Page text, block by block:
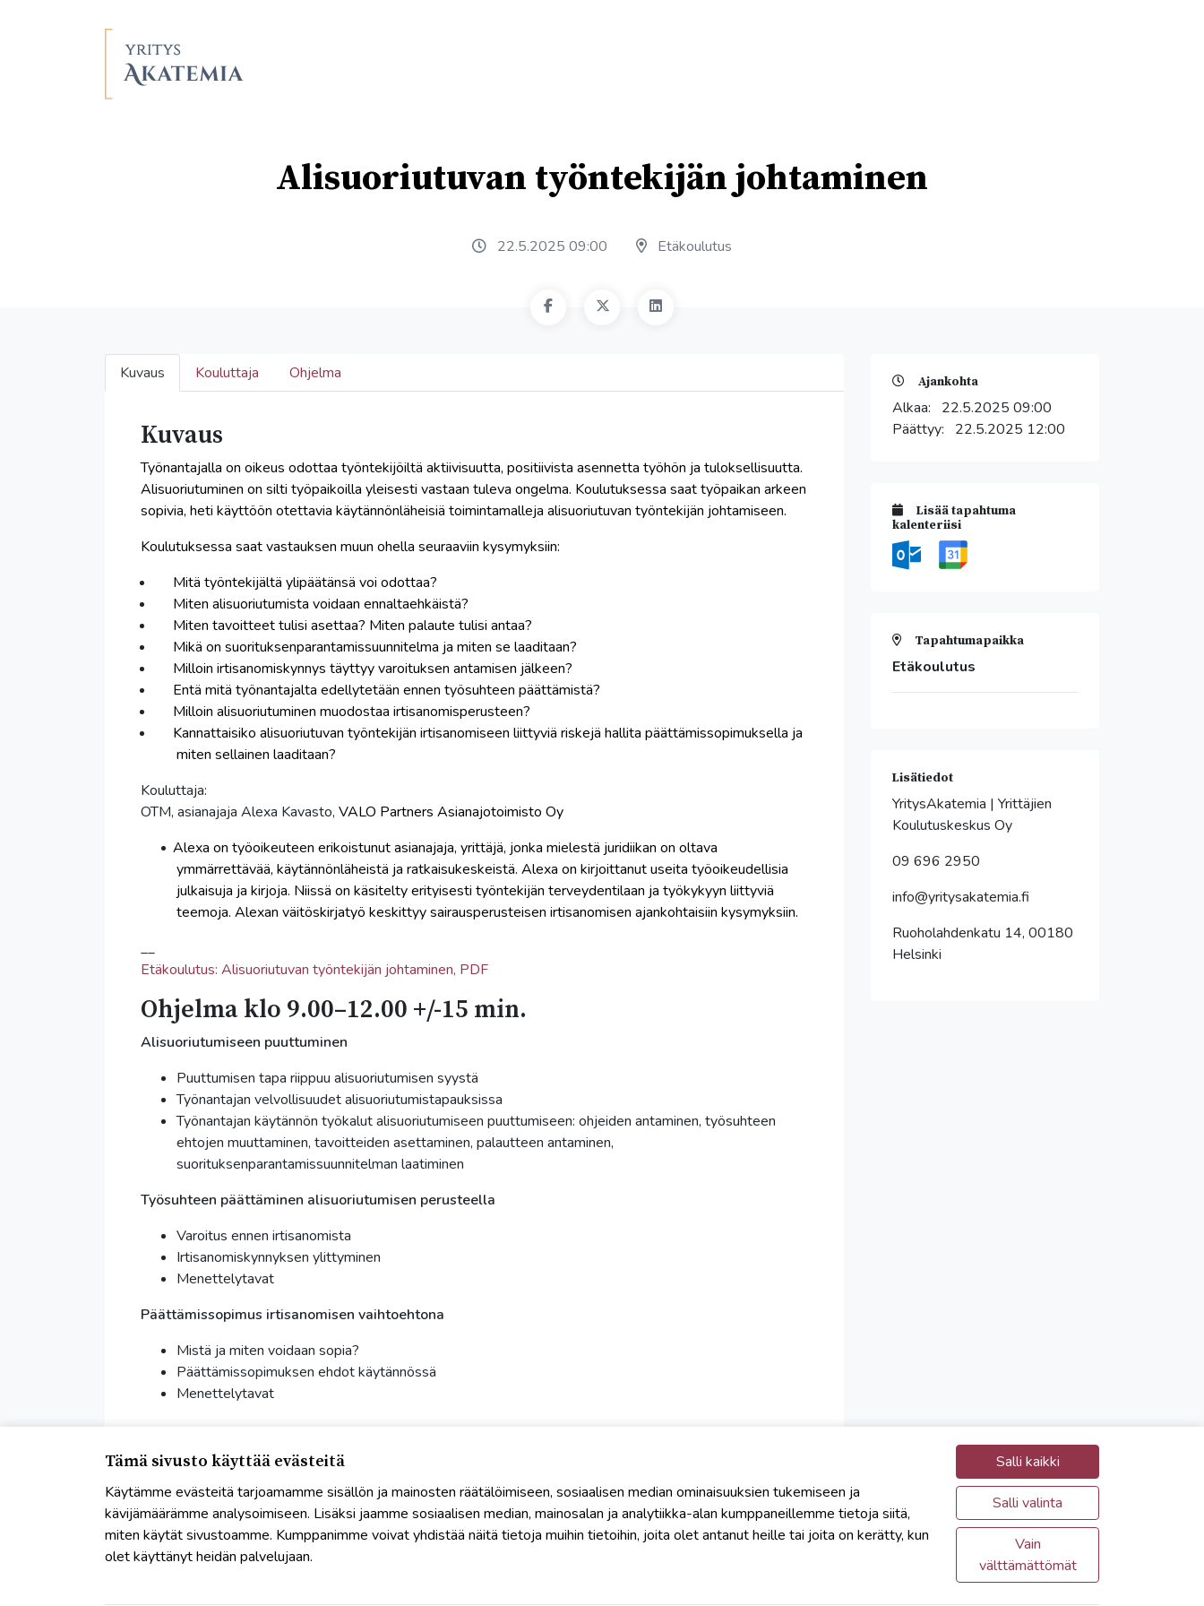
Alisuoriutuvan työntekijän johtaminen
22.5.2025 09:00 Etäkoulutus
Kuvaus Kouluttaja Ohjelma
Kuvaus
Työnantajalla on oikeus odottaa työntekijöiltä aktiivisuutta, positiivista asennetta työhön ja tuloksellisuutta.
Alisuoriutuminen on silti työpaikoilla yleisesti vastaan tuleva ongelma. Koulutuksessa saat työpaikan arkeen
sopivia, heti käyttöön otettavia käytännönläheisiä toimintamalleja alisuoriutuvan työntekijän johtamiseen.
Koulutuksessa saat vastauksen muun ohella seuraaviin kysymyksiin:
Mitä työntekijältä ylipäätänsä voi odottaa?
Miten alisuoriutumista voidaan ennaltaehkäistä?
Miten tavoitteet tulisi asettaa? Miten palaute tulisi antaa?
Mikä on suorituksenparantamissuunnitelma ja miten se laaditaan?
Milloin irtisanomiskynnys täyttyy varoituksen antamisen jälkeen?
Entä mitä työnantajalta edellytetään ennen työsuhteen päättämistä?
Milloin alisuoriutuminen muodostaa irtisanomisperusteen?
Kannattaisiko alisuoriutuvan työntekijän irtisanomiseen liittyviä riskejä hallita päättämissopimuksella ja
miten sellainen laaditaan?
Kouluttaja:
OTM, asianajaja Alexa Kavasto, VALO Partners Asianajotoimisto Oy
Alexa on työoikeuteen erikoistunut asianajaja, yrittäjä, jonka mielestä juridiikan on oltava
ymmärrettävää, käytännönläheistä ja ratkaisukeskeistä. Alexa on kirjoittanut useita työoikeudellisia
julkaisuja ja kirjoja. Niissä on käsitelty erityisesti työntekijän terveydentilaan ja työkykyyn liittyviä
teemoja. Alexan väitöskirjatyö keskittyy sairausperusteisen irtisanomisen ajankohtaisiin kysymyksiin.
__
Etäkoulutus: Alisuoriutuvan työntekijän johtaminen, PDF
Ohjelma klo 9.00–12.00 +/-15 min.
Alisuoriutumiseen puuttuminen
Puuttumisen tapa riippuu alisuoriutumisen syystä
Työnantajan velvollisuudet alisuoriutumistapauksissa
Työnantajan käytännön työkalut alisuoriutumiseen puuttumiseen: ohjeiden antaminen, työsuhteen
ehtojen muuttaminen, tavoitteiden asettaminen, palautteen antaminen,
suorituksenparantamissuunnitelman laatiminen
Työsuhteen päättäminen alisuoriutumisen perusteella
Varoitus ennen irtisanomista
Irtisanomiskynnyksen ylittyminen
Menettelytavat
Päättämissopimus irtisanomisen vaihtoehtona
Mistä ja miten voidaan sopia?
Päättämissopimuksen ehdot käytännössä
Menettelytavat
Tapahtuma päättynyt. Katso tästä seuraava koulutus.
Ajankohta
Alkaa: 22.5.2025 09:00
Päättyy: 22.5.2025 12:00
Lisää tapahtuma
kalenteriisi
Tapahtumapaikka
Etäkoulutus
Lisätiedot
YritysAkatemia | Yrittäjien
Koulutuskeskus Oy
09 696 2950
info@yritysakatemia.fi
Ruoholahdenkatu 14, 00180
Helsinki
Tämä sivusto käyttää evästeitä
Käytämme evästeitä tarjoamamme sisällön ja mainosten räätälöimiseen, sosiaalisen median ominaisuuksien tukemiseen ja
kävijämäärämme analysoimiseen. Lisäksi jaamme sosiaalisen median, mainosalan ja analytiikka-alan kumppaneillemme tietoja siitä,
miten käytät sivustoamme. Kumppanimme voivat yhdistää näitä tietoja muihin tietoihin, joita olet antanut heille tai joita on kerätty, kun
olet käyttänyt heidän palvelujaan.
Salli kaikki
Salli valinta
Vain
välttämättömät